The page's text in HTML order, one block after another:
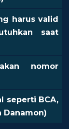
harus valid
saat
nomor
seperti BCA,
Danamon)